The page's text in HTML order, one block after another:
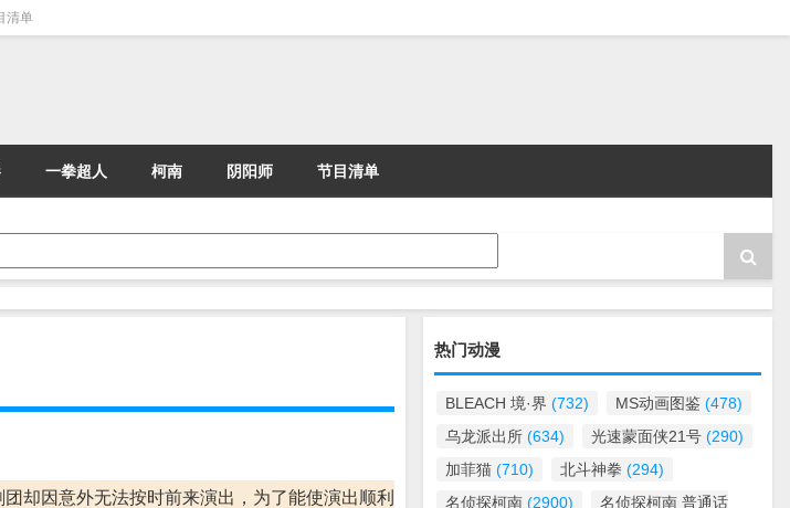
清单
一拳超人 柯南 阴阳师 节目清单
却因意外无法按时前来演出，为了能使演出顺利
热门动漫
BLEACH 境·界 (732) MS动画图鉴 (478)
乌龙派出所 (634) 光速蒙面侠21号 (290)
加菲猫 (710) 北斗神拳 (294)
名侦探柯南 (2900)
名侦探柯南 普通话